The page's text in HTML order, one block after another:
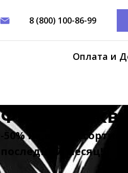
8 (800) 100-86-99
Оплата и
Финал
-50% на весь
последний месяц!